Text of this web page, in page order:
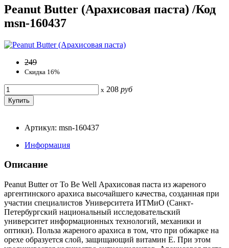
Peanut Butter (Арахисовая паста) /Код
msn-160437
249
Скидка 16%
x 208 руб
Артикул: msn-160437
Информация
Описание
Peanut Butter от To Be Well Арахисовая паста из жареного
аргентинского арахиса высочайшего качества, созданная при
участии специалистов Университета ИТМиО (Санкт-
Петербургский национальный исследовательский
университет информационных технологий, механики и
оптики). Польза жареного арахиса в том, что при обжарке на
орехе образуется слой, защищающий витамин Е. При этом